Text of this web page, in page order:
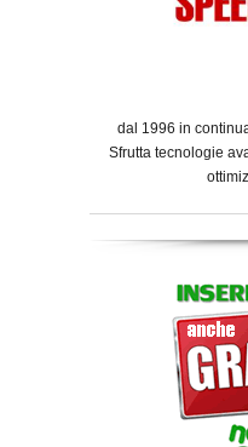
dal 1996 in
Sfrutta tecnologie